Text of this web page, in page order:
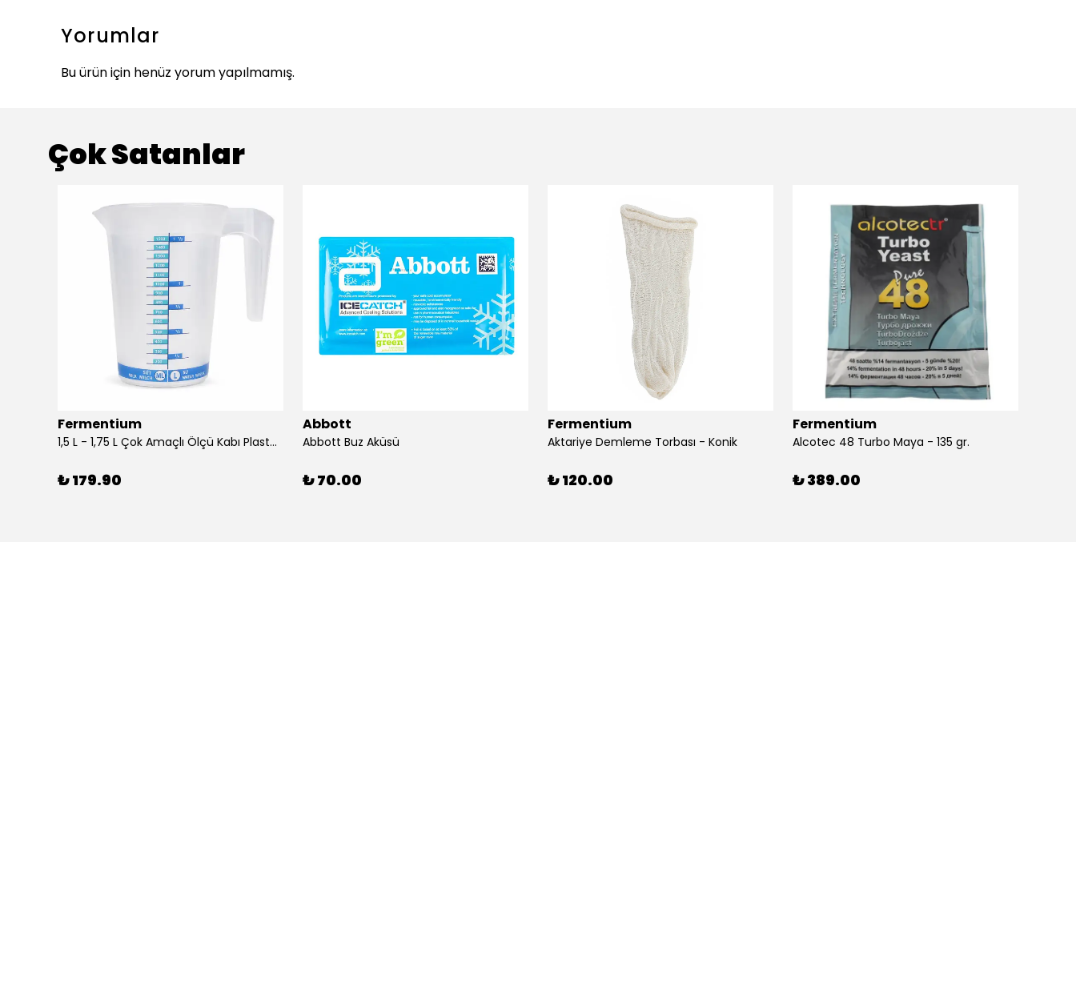
Yorumlar
Bu ürün için henüz yorum yapılmamış.
Çok Satanlar
Fermentium
1,5 L - 1,75 L Çok Amaçlı Ölçü Kabı PlastArt
₺ 179.90
Abbott
Abbott Buz Aküsü
₺ 70.00
Fermentium
Aktariye Demleme Torbası - Konik
₺ 120.00
Fermentium
Alcotec 48 Turbo Maya - 135 gr.
₺ 389.00